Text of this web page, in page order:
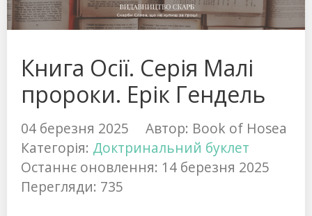
Книга Осії. Серія Малі
пророки. Ерік Гендель
04 березня 2025 Автор: Book of Hosea
Категорія: Доктринальний буклет
Останнє оновлення: 14 березня 2025
Перегляди: 735